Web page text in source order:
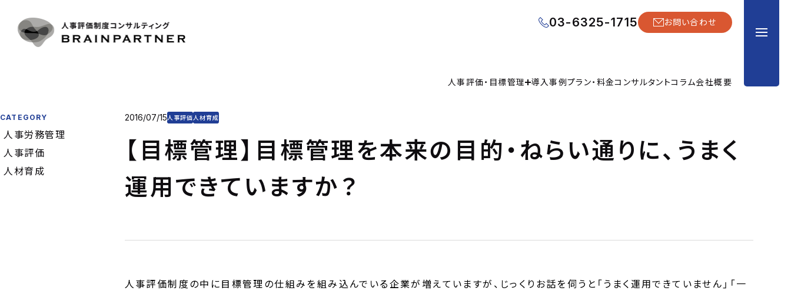
人事評価・目標管理 導入事例プラン・料金コンサルタントコラム会社概要
03-6325-1715 お問い合わせ
CONSULTANT
コラム
会社概要
COMPANY
03-6325-1715
受付時間 10:00〜18:00（土日祝日定休）
お問い合わせフォーム
2016/07/15人事評価人材育成
【目標管理】目標管理を本来の目的・ねらい通りに、うまく
運用できていますか？
人事評価制度の中に目標管理の仕組みを組み込んでいる企業が増えていますが、じっくりお話を伺うと「うまく運用できていません」「一
CATEGORY
人事労務管理
人事評価
人材育成